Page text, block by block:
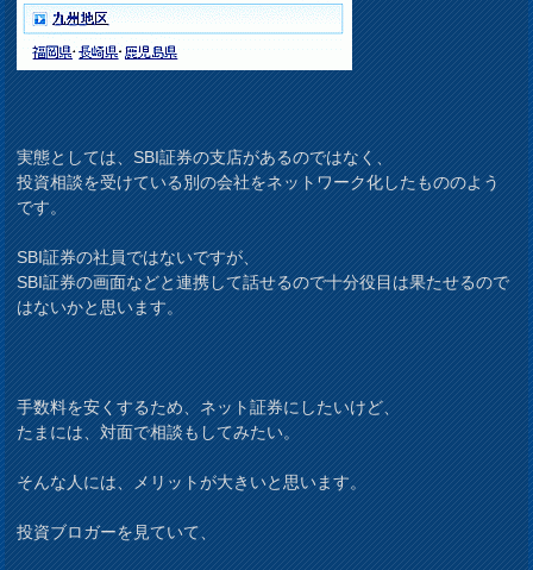
実態としては、SBI証券の支店があるのではなく、
投資相談を受けている別の会社をネットワーク化したもののよう
です。
SBI証券の社員ではないですが、
SBI証券の画面などと連携して話せるので十分役目は果たせるので
はないかと思います。
手数料を安くするため、ネット証券にしたいけど、
たまには、対面で相談もしてみたい。
そんな人には、メリットが大きいと思います。
投資ブロガーを見ていて、